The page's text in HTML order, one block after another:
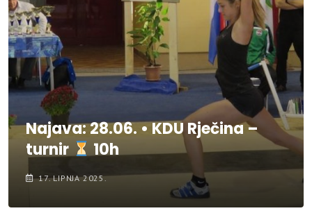
Najava: 28.06. • KDU Rječina –
turnir
10h
17. LIPNJA 2025.